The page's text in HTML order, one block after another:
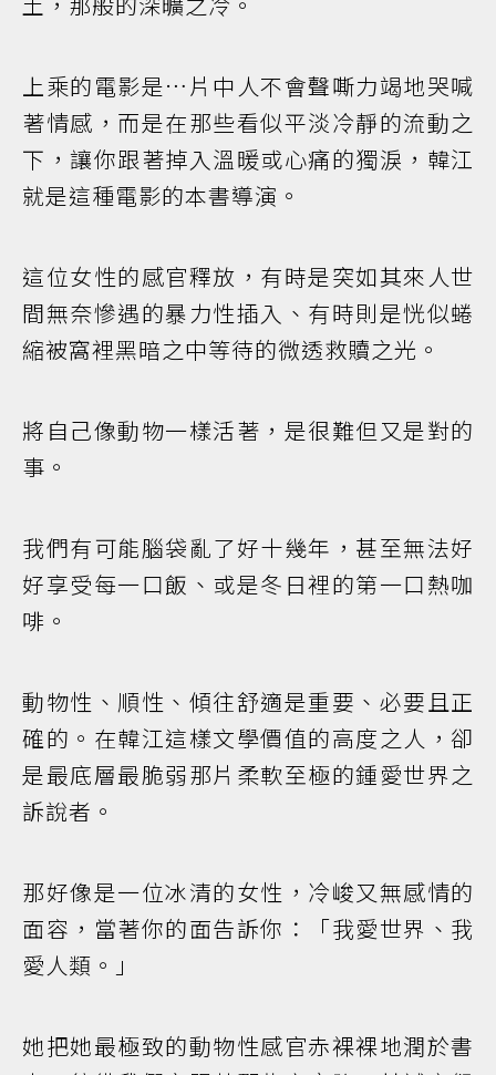
上乘的電影是…片中人不會聲嘶力竭地哭喊
著情感，而是在那些看似平淡冷靜的流動之
下，讓你跟著掉入溫暖或心痛的獨淚，韓江
就是這種電影的本書導演。
這位女性的感官釋放，有時是突如其來人世
間無奈慘遇的暴力性插入、有時則是恍似蜷
縮被窩裡黑暗之中等待的微透救贖之光。
將自己像動物一樣活著，是很難但又是對的
事。
我們有可能腦袋亂了好十幾年，甚至無法好
好享受每一口飯、或是冬日裡的第一口熱咖
啡。
動物性、順性、傾往舒適是重要、必要且正
確的。在韓江這樣文學價值的高度之人，卻
是最底層最脆弱那片柔軟至極的鍾愛世界之
訴說者。
那好像是一位冰清的女性，冷峻又無感情的
面容，當著你的面告訴你：「我愛世界、我
愛人類。」
她把她最極致的動物性感官赤裸裸地潤於書